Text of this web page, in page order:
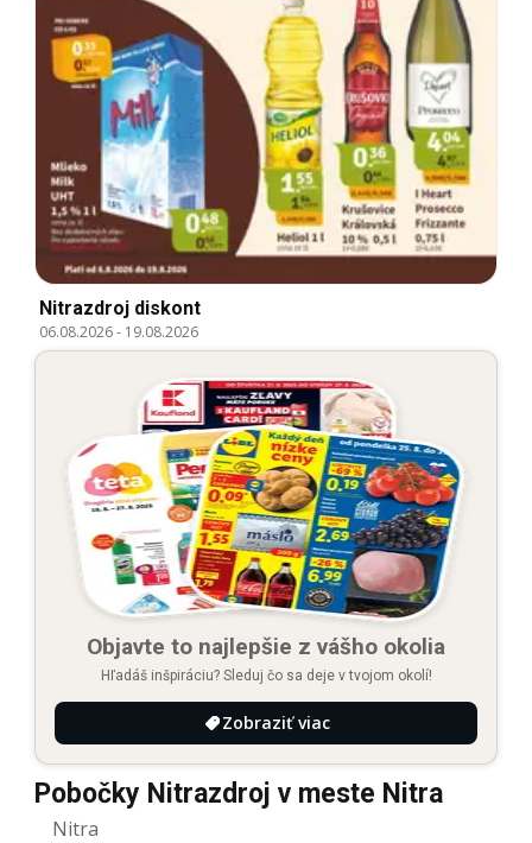
Nitrazdroj diskont
06.08.2026- 19.08.2026
Objavte to najlepšie z vášho okolia
Hľadáš inšpiráciu? Sleduj čo sa deje v tvojom okolí!
Zobraziť viac
Pobočky Nitrazdroj v meste Nitra
Nitra